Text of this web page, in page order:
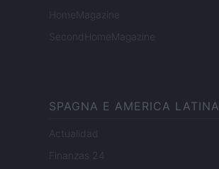
HomeMagazine
SecondHomeMagazine
SPAGNA E AMERICA LATINA
Actualidad
Finanzas 24